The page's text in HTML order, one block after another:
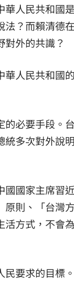
人民共和國是
？而賴清德
外的共識？
人民共和國
必要手段。
統多次對外說
國國家主席習
原則、「台灣
活方式，不會
要求的目標。